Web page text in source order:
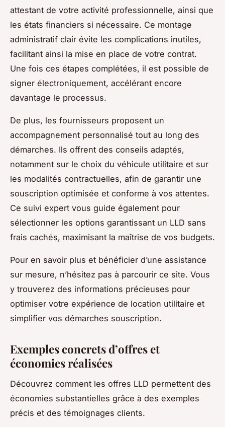
attestant de votre activité professionnelle, ainsi que
les états financiers si nécessaire. Ce montage
administratif clair évite les complications inutiles,
facilitant ainsi la mise en place de votre contrat.
Une fois ces étapes complétées, il est possible de
signer électroniquement, accélérant encore
davantage le processus.
De plus, les fournisseurs proposent un
accompagnement personnalisé tout au long des
démarches. Ils offrent des conseils adaptés,
notamment sur le choix du véhicule utilitaire et sur
les modalités contractuelles, afin de garantir une
souscription optimisée et conforme à vos attentes.
Ce suivi expert vous guide également pour
sélectionner les options garantissant un LLD sans
frais cachés, maximisant la maîtrise de vos budgets.
Pour en savoir plus et bénéficier d’une assistance
sur mesure, n’hésitez pas à parcourir ce site. Vous
y trouverez des informations précieuses pour
optimiser votre expérience de location utilitaire et
simplifier vos démarches souscription.
Exemples concrets d’offres et
économies réalisées
Découvrez comment les offres LLD permettent des
économies substantielles grâce à des exemples
précis et des témoignages clients.